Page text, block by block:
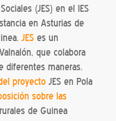
(JES) en el IES
en Asturias de
JESes un
que colabora
diferentes maneras.
proyectoJES en Pola
sobre las
de Guinea